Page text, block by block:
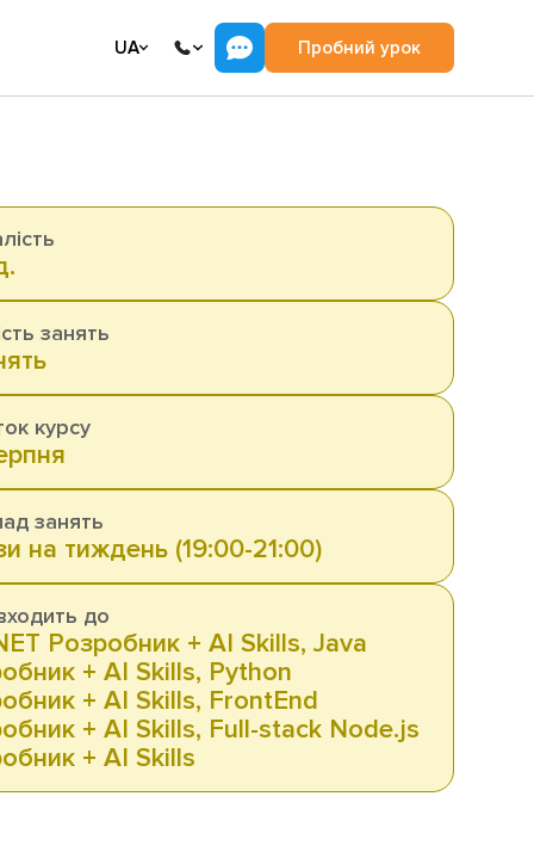
UA Пробний урок
занять
курсу
занять
на тиждень (19:00-21:00)
до
Розробник + AI Skills, Java
+ AI Skills, Python
+ AI Skills, FrontEnd
+ AI Skills, Full-stack Node.js
+ AI Skills